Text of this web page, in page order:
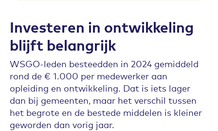
Investeren in ontwikkeling
blijft belangrijk
WSGO-leden besteedden in 2024 gemiddeld
rond de € 1.000 per medewerker aan
opleiding en ontwikkeling. Dat is iets lager
dan bij gemeenten, maar het verschil tussen
het begrote en de bestede middelen is kleiner
geworden dan vorig jaar.